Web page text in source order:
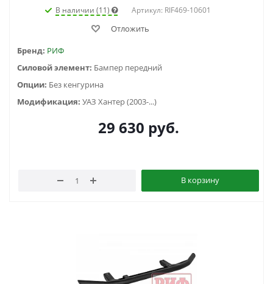
В наличии (11) Артикул: RIF469-10601
Отложить
Бренд: РИФ
Силовой элемент: Бампер передний
Опции: Без кенгурина
Модификация: УАЗ Хантер (2003-...)
29 630 руб.
В корзину